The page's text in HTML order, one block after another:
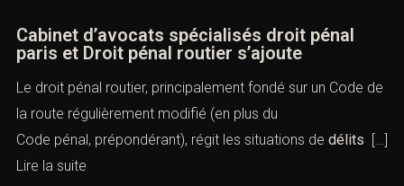
Cabinet d’avocats spécialisés droit pénal
paris et Droit pénal routier s’ajoute
Le droit pénal routier, principalement fondé sur un Code de
la route régulièrement modifié (en plus du
Code pénal, prépondérant), régit les situations de délits […]
Lire la suite